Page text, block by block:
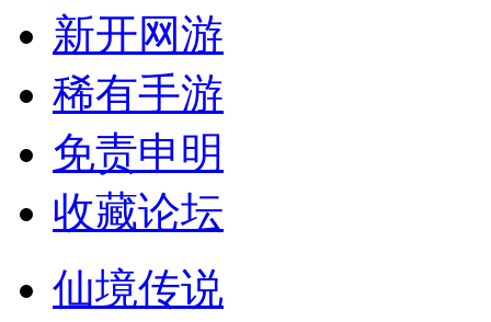
新开网游
稀有手游
免责申明
收藏论坛
仙境传说